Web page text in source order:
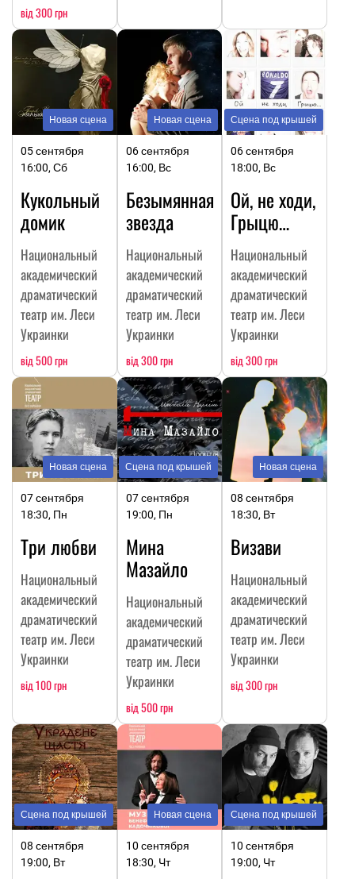
від 300 грн
Новая сцена
05 сентября
16:00, Сб
Кукольный
домик
Национальный
академический
драматический
театр им. Леси
Украинки
від 500 грн
Новая сцена
06 сентября
16:00, Вс
Безымянная
звезда
Национальный
академический
драматический
театр им. Леси
Украинки
від 300 грн
Сцена под крышей
06 сентября
18:00, Вс
Ой, не ходи,
Грыцю…
Национальный
академический
драматический
театр им. Леси
Украинки
від 300 грн
Новая сцена
07 сентября
18:30, Пн
Три любви
Национальный
академический
драматический
театр им. Леси
Украинки
від 100 грн
Сцена под крышей
07 сентября
19:00, Пн
Мина
Мазайло
Национальный
академический
драматический
театр им. Леси
Украинки
від 500 грн
Новая сцена
08 сентября
18:30, Вт
Визави
Национальный
академический
драматический
театр им. Леси
Украинки
від 300 грн
Сцена под крышей
08 сентября
19:00, Вт
Новая сцена
10 сентября
18:30, Чт
Сцена под крышей
10 сентября
19:00, Чт